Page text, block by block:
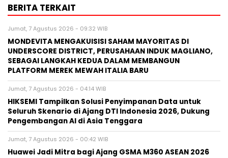
BERITA TERKAIT
Jumat, 7 Agustus 2026 - 09:32 WIB
MONDEVITA MENGAKUISISI SAHAM MAYORITAS DI
UNDERSCORE DISTRICT, PERUSAHAAN INDUK MAGLIANO,
SEBAGAI LANGKAH KEDUA DALAM MEMBANGUN
PLATFORM MEREK MEWAH ITALIA BARU
Jumat, 7 Agustus 2026 - 04:14 WIB
HIKSEMI Tampilkan Solusi Penyimpanan Data untuk
Seluruh Skenario di Ajang DTI Indonesia 2026, Dukung
Pengembangan AI di Asia Tenggara
Jumat, 7 Agustus 2026 - 00:42 WIB
Huawei Jadi Mitra bagi Ajang GSMA M360 ASEAN 2026